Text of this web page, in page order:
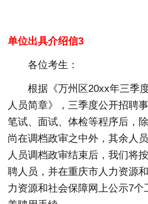
单位出具介绍信3
各位考生：
根据《万州区20xx年三季
人员简章》，三季度公开招聘
笔试、面试、体检等程序后，
尚在调档政审之中外，其余人
人员调档政审结束后，我们将
聘人员，并在重庆市人力资源
力资源和社会保障网上公示7